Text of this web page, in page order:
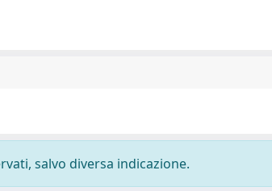
salvo diversa indicazione.